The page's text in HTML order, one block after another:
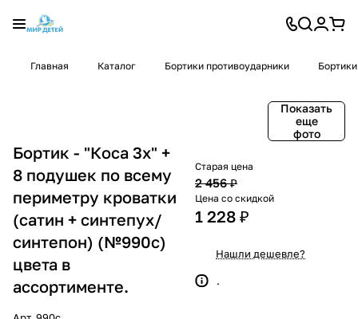
Главная Каталог Бортики противоударники
Показать
еще
фото
Бортик - "Коса 3х" +
8 подушек по всему
периметру кроватки
(сатин + синтепух/
синтепон) (№990с)
цвета в
ассортименте.
Старая цена
2 456 ₽
Цена со скидкой
1 228 ₽
Нашли дешевле?
.